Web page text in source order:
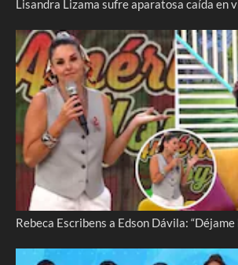
Lisandra Lizama sufre aparatosa caída en
Rebeca Escribens a Edson Dávila: “Déjame